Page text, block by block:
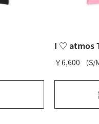
I ♡ atmos
￥6,600 （S/